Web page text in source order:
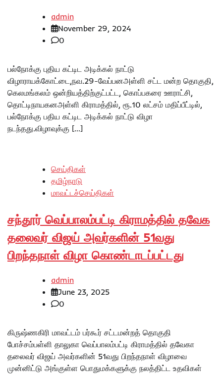
admin
November 29, 2024
0
பல்நோக்கு புதிய கட்டிட அடிக்கல் நாட்டு
விழாராயக்கோட்டை,நவ.29-வேப்பனஅள்ளி சட்ட மன்ற தொகுதி,
கெலமங்கலம் ஒன்றியத்திற்குட்பட்ட, கொப்பகரை ஊராட்சி,
தொட்டிநாயகனஅள்ளி கிராமத்தில், ரூ.10 லட்சம் மதிப்பீட்டில்,
பல்நோக்கு பதிய கட்டிட அடிக்கல் நாட்டு விழா
நடந்தது.விழாவுக்கு […]
செய்திகள்
தமிழ்நாடு
மாவட்டச்செய்திகள்
சந்தூர் வெப்பாலம்பட்டி கிராமத்தில் தவேக
தலைவர் விஜய் அவர்களின் 51வது
பிறந்தநாள் விழா கொண்டாடப்பட்டது
admin
June 23, 2025
0
கிருஷ்ணகிரி மாவட்டம் பர்கூர் சட்டமன்றத் தொகுதி
போச்சம்பள்ளி தாலுகா வெப்பாலம்பட்டி கிராமத்தில் தவேகா
தலைவர் விஜய் அவர்களின் 51வது பிறந்தநாள் விழாவை
முன்னிட்டு அங்குள்ள பொதுமக்களுக்கு நலத்திட்ட உதவிகள்